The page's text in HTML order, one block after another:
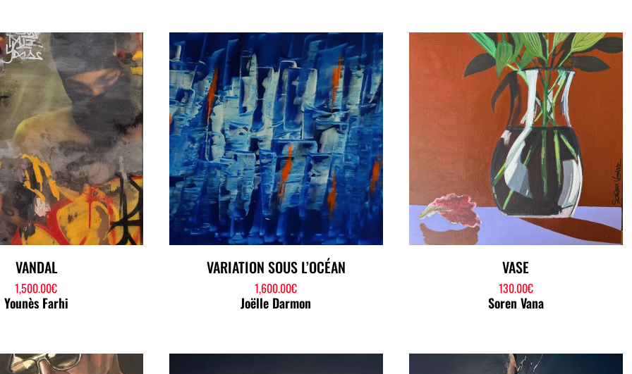
VANDAL
1,500.00€
Younès Farhi
VARIATION SOUS L’OCÉAN
1,600.00€
Joëlle Darmon
VASE
130.00€
Soren Vana